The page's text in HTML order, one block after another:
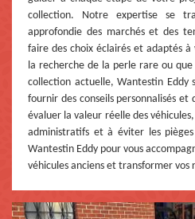
collection. Notre expertise se
approfondie des marchés et des
faire des choix éclairés et adaptés à
la recherche de la perle rare ou
collection actuelle, Wantestin Eddy
fournir des conseils personnalisés et
évaluer la valeur réelle des
administratifs et à éviter les
Wantestin Eddy pour vous
véhicules anciens et transformer vos